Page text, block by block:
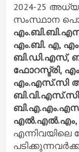
2024-25
സംസ്ഥാന
എം.ബി. എ,
ബി.ഡി.എസ്,
ഫോറസ്ട്രി,
എം.എസ്.സി
എൽ.എൽ.എം,
എന്നിവയിലെ